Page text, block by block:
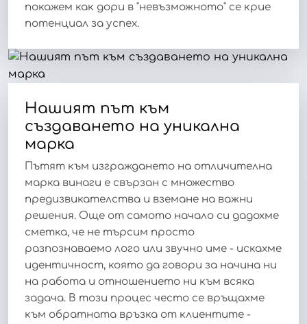
покажем как дори в "невъзможното" се крие
потенциал за успех.
Нашият път към
създаването на уникална
марка
Пътят към изграждането на отличителна
марка винаги е свързан с множество
предизвикателства и вземане на важни
решения. Още от самото начало си дадохме
сметка, че не търсим просто
разпознаваемо лого или звучно име - искахме
идентичност, която да говори за начина ни
на работа и отношението ни към всяка
задача. В този процес често се връщахме
към обратната връзка от клиентите -